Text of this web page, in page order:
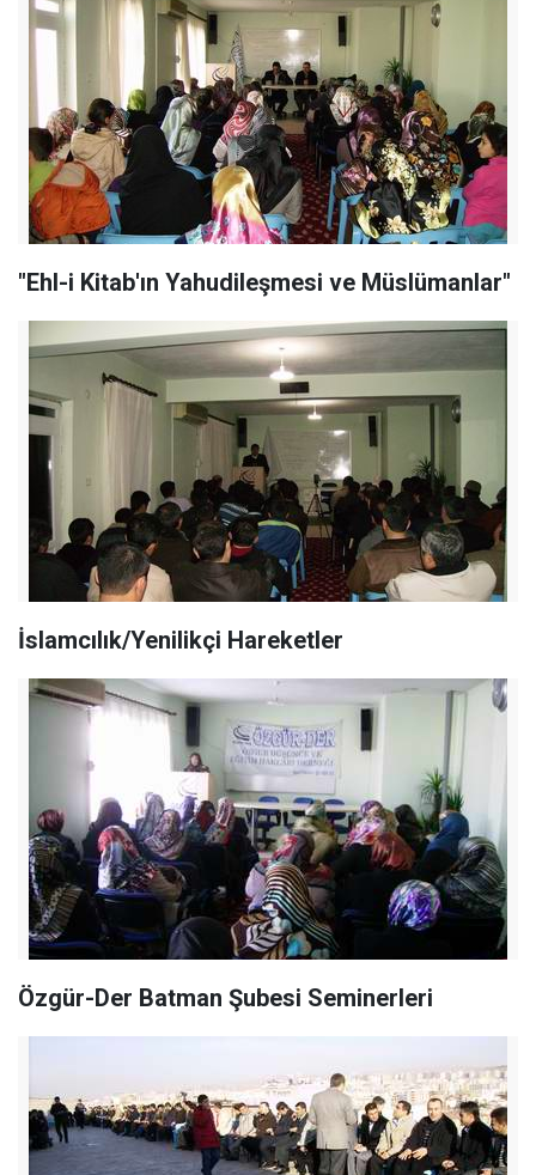
"Ehl-i Kitab'ın Yahudileşmesi ve Müslümanlar"
İslamcılık/Yenilikçi Hareketler
Özgür-Der Batman Şubesi Seminerleri